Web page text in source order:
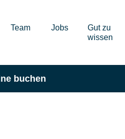
Team Jobs
Gut zu
wissen
buchen